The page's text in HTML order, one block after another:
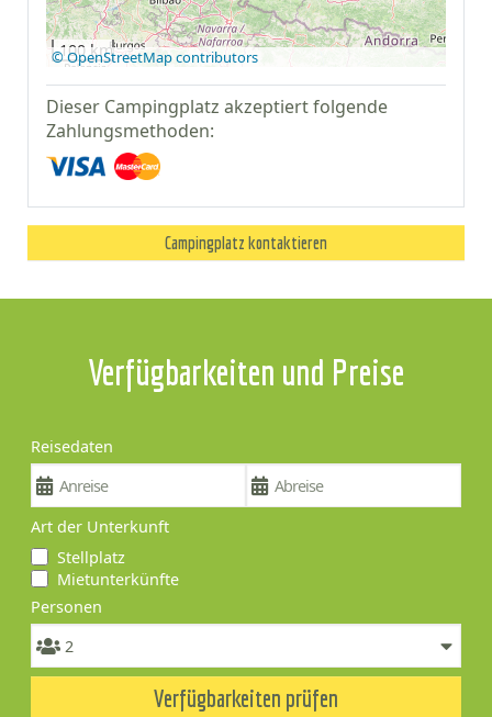
anzeigen
100 km
© OpenStreetMap contributors
Dieser Campingplatz akzeptiert folgende
Zahlungsmethoden:
Campingplatz kontaktieren
Verfügbarkeiten und Preise
Reisedaten
Art der Unterkunft
Stellplatz
Mietunterkünfte
Personen
Verfügbarkeiten prüfen